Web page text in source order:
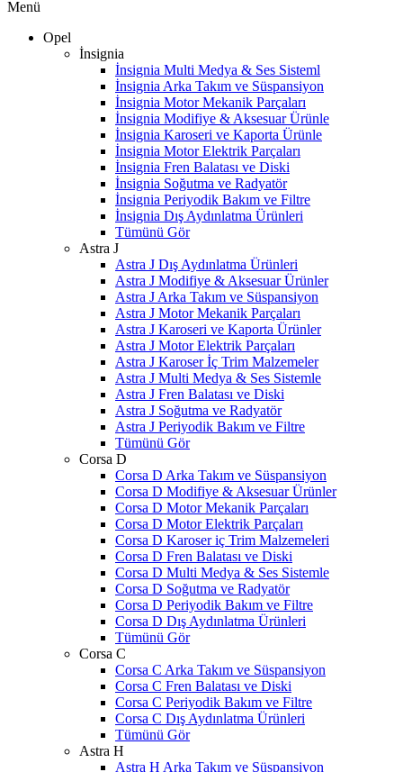
Menü
Opel
İnsignia
İnsignia Multi Medya & Ses Sisteml
İnsignia Arka Takım ve Süspansiyon
İnsignia Motor Mekanik Parçaları
İnsignia Modifiye & Aksesuar Ürünle
İnsignia Karoseri ve Kaporta Ürünle
İnsignia Motor Elektrik Parçaları
İnsignia Fren Balatası ve Diski
İnsignia Soğutma ve Radyatör
İnsignia Periyodik Bakım ve Filtre
İnsignia Dış Aydınlatma Ürünleri
Tümünü Gör
Astra J
Astra J Dış Aydınlatma Ürünleri
Astra J Modifiye & Aksesuar Ürünler
Astra J Arka Takım ve Süspansiyon
Astra J Motor Mekanik Parçaları
Astra J Karoseri ve Kaporta Ürünler
Astra J Motor Elektrik Parçaları
Astra J Karoser İç Trim Malzemeler
Astra J Multi Medya & Ses Sistemle
Astra J Fren Balatası ve Diski
Astra J Soğutma ve Radyatör
Astra J Periyodik Bakım ve Filtre
Tümünü Gör
Corsa D
Corsa D Arka Takım ve Süspansiyon
Corsa D Modifiye & Aksesuar Ürünler
Corsa D Motor Mekanik Parçaları
Corsa D Motor Elektrik Parçaları
Corsa D Karoser iç Trim Malzemeleri
Corsa D Fren Balatası ve Diski
Corsa D Multi Medya & Ses Sistemle
Corsa D Soğutma ve Radyatör
Corsa D Periyodik Bakım ve Filtre
Corsa D Dış Aydınlatma Ürünleri
Tümünü Gör
Corsa C
Corsa C Arka Takım ve Süspansiyon
Corsa C Fren Balatası ve Diski
Corsa C Periyodik Bakım ve Filtre
Corsa C Dış Aydınlatma Ürünleri
Tümünü Gör
Astra H
Astra H Arka Takım ve Süspansiyon